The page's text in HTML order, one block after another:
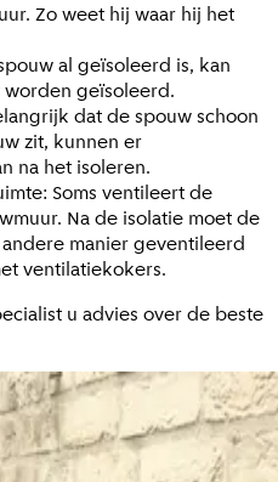
Zo weet hij waar hij het
al geïsoleerd is, kan
geïsoleerd.
dat de spouw schoon
zit, kunnen er
na het isoleren.
Soms ventileert de
Na de isolatie moet de
manier geventileerd
ventilatiekokers.
u advies over de beste